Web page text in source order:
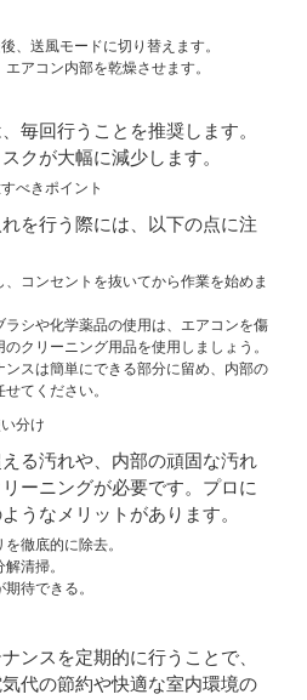
、送風モードに切り替えます。
アコン内部を乾燥させます。
毎回行うことを推奨します。
クが大幅に減少します。
べきポイント
を行う際には、以下の点に注
、コンセントを抜いてから作業を始めま
ラシや化学薬品の使用は、エアコンを傷
クリーニング用品を使用しましょう。
ンスは簡単にできる部分に留め、内部の
てください。
分け
る汚れや、内部の頑固な汚れ
ーニングが必要です。プロに
うなメリットがあります。
徹底的に除去。
清掃。
待できる。
ンスを定期的に行うことで、
代の節約や快適な室内環境の